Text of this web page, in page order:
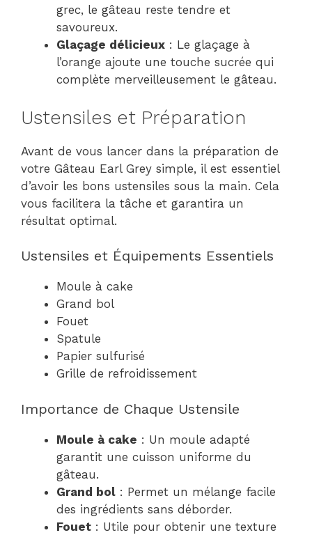
grec, le gâteau reste tendre et
savoureux.
Glaçage délicieux : Le glaçage à
l’orange ajoute une touche sucrée qui
complète merveilleusement le gâteau.
Ustensiles et Préparation
Avant de vous lancer dans la préparation de
votre Gâteau Earl Grey simple, il est essentiel
d’avoir les bons ustensiles sous la main. Cela
vous facilitera la tâche et garantira un
résultat optimal.
Ustensiles et Équipements Essentiels
Moule à cake
Grand bol
Fouet
Spatule
Papier sulfurisé
Grille de refroidissement
Importance de Chaque Ustensile
Moule à cake : Un moule adapté
garantit une cuisson uniforme du
gâteau.
Grand bol : Permet un mélange facile
des ingrédients sans déborder.
Fouet : Utile pour obtenir une texture